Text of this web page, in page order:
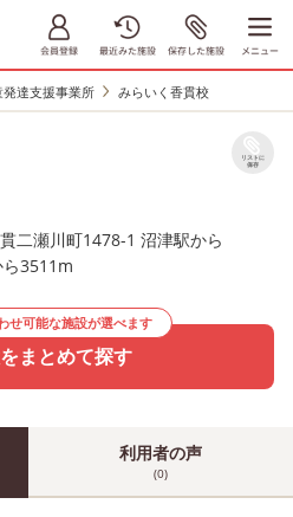
発達支援事業所 みらいく香貫校
リストに
保存
二瀬川町1478-1 沼津駅から
3511m
せ可能な施設が選べます
まとめて探す
利用者の声
(0)